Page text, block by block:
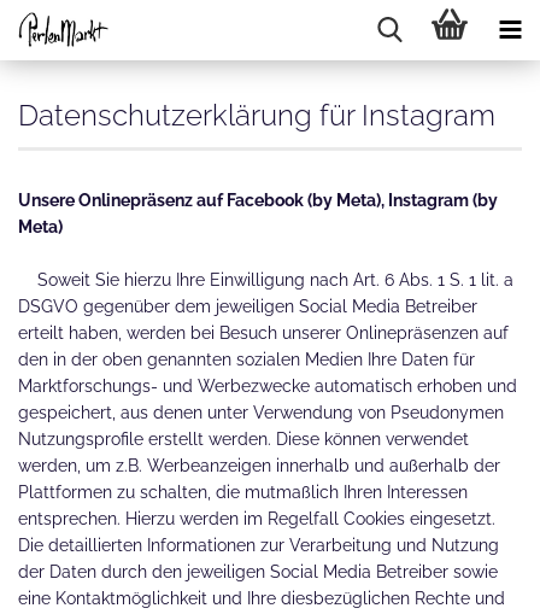
Datenschutzerklärung für Instagram
Unsere Onlinepräsenz auf Facebook (by Meta), Instagram (by
Meta)
Soweit Sie hierzu Ihre Einwilligung nach Art. 6 Abs. 1 S. 1 lit. a
DSGVO gegenüber dem jeweiligen Social Media Betreiber
erteilt haben, werden bei Besuch unserer Onlinepräsenzen auf
den in der oben genannten sozialen Medien Ihre Daten für
Marktforschungs- und Werbezwecke automatisch erhoben und
gespeichert, aus denen unter Verwendung von Pseudonymen
Nutzungsprofile erstellt werden. Diese können verwendet
werden, um z.B. Werbeanzeigen innerhalb und außerhalb der
Plattformen zu schalten, die mutmaßlich Ihren Interessen
entsprechen. Hierzu werden im Regelfall Cookies eingesetzt.
Die detaillierten Informationen zur Verarbeitung und Nutzung
der Daten durch den jeweiligen Social Media Betreiber sowie
eine Kontaktmöglichkeit und Ihre diesbezüglichen Rechte und